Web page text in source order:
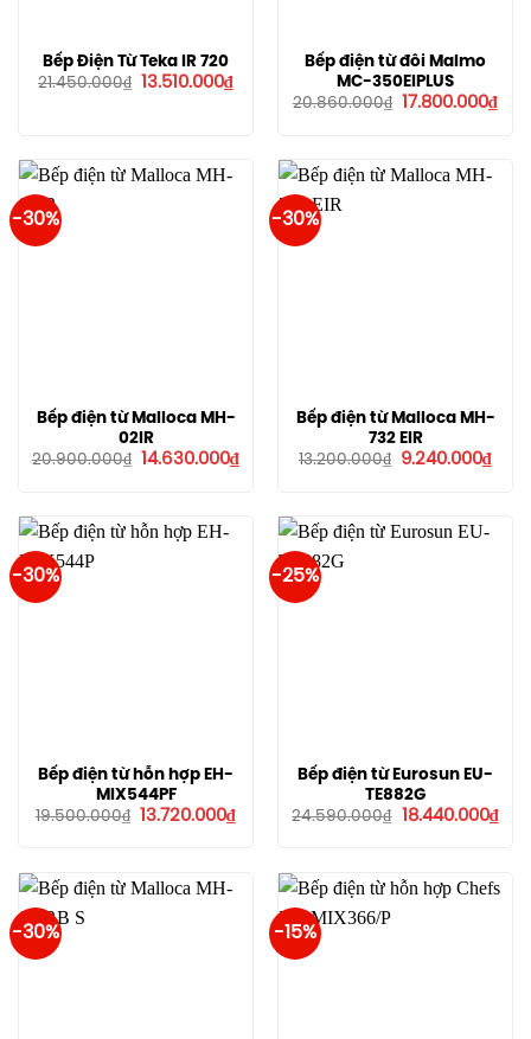
Bếp Điện Từ Teka IR 720
21.450.000₫ Giá
13.510.000₫Giá
Bếp điện từ đôi Malmo
MC-350EIPLUS
20.860.000₫ Giá
17.800.000₫Giá
-30%
Bếp điện từ Malloca MH-
02IR
20.900.000₫ Giá
14.630.000₫Giá
14.630.000₫.
-30%
Bếp điện từ Malloca MH-
732 EIR
13.200.000₫
Giá
9.240.000₫Giá
-30%
Bếp điện từ hỗn hợp EH-
MIX544PF
19.500.000₫ Giá
13.720.000₫Giá
13.720.000₫.
-25%
Bếp điện từ Eurosun EU-
TE882G
24.590.000₫
Giá
18.440.000₫Giá
-30% -15%